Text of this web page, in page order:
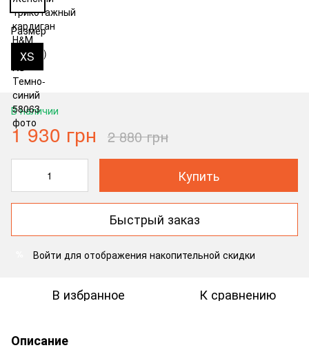
Размер
ХS
В наличии
1 930 грн 2 880 грн
Купить
Быстрый заказ
Войти для отображения накопительной скидки
В избранное К сравнению
Описание